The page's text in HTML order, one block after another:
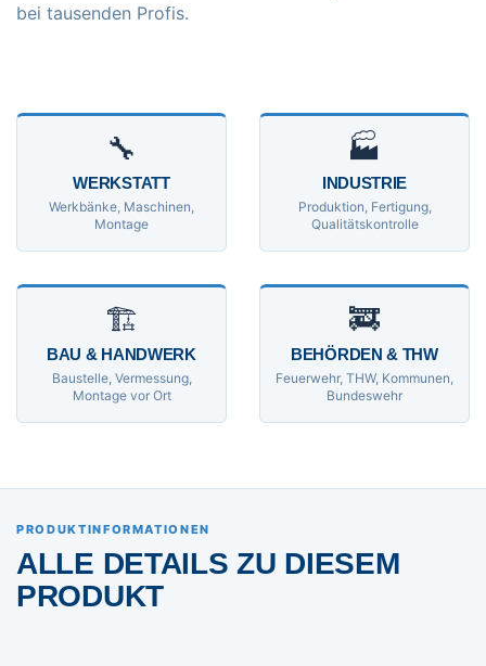
bei tausenden Profis.
🔧
WERKSTATT
Werkbänke, Maschinen,
Montage
🏭
INDUSTRIE
Produktion, Fertigung,
Qualitätskontrolle
🏗
BAU & HANDWERK
Baustelle, Vermessung,
Montage vor Ort
🚒
BEHÖRDEN & THW
Feuerwehr, THW, Kommunen,
Bundeswehr
PRODUKTINFORMATIONEN
ALLE DETAILS ZU DIESEM
PRODUKT